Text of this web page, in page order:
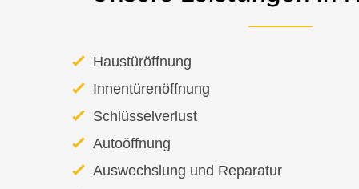
Haustüröffnung
Innentürenöffnung
Schlüsselverlust
Autoöffnung
Auswechslung und Reparatur